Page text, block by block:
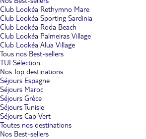
Club Lookéa Rethymno Mare
Club Lookéa Sporting Sardinia
Club Lookéa Roda Beach
Club Lookéa Palmeiras Village
Club Lookéa Alua Village
Tous nos Best-sellers
TUI Sélection
Nos Top destinations
Séjours Espagne
Séjours Maroc
Séjours Grèce
Séjours Tunisie
Séjours Cap Vert
Toutes nos destinations
Nos Best-sellers